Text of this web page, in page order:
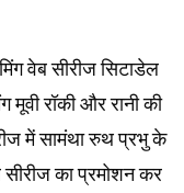
वेब सीरीज सिटाडेल
रॉकी और रानी की
में सामंथा रुथ प्रभु के
का प्रमोशन कर